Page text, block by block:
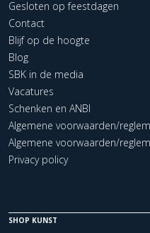
Gesloten op feestdagen
Contact
Blijf op de hoogte
Blog
SBK in de media
Vacatures
Schenken en ANBI
Algemene voorwaarden/
Algemene voorwaarden/
Privacy policy
SHOP KUNST